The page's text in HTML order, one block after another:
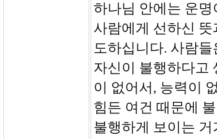
하나님 안에는 운
사람에게 선하신
도하십니다. 사람
자신이 불행하다고
이 없어서, 능력이
힘든 여건 때문에
불행하게 보이는